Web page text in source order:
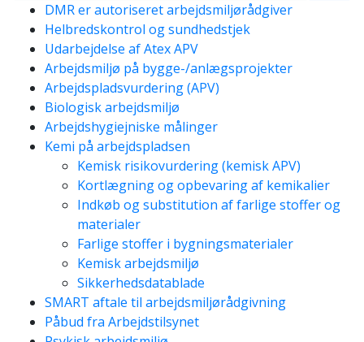
DMR er autoriseret arbejdsmiljørådgiver
Helbredskontrol og sundhedstjek
Udarbejdelse af Atex APV
Arbejdsmiljø på bygge-/anlægsprojekter
Arbejdspladsvurdering (APV)
Biologisk arbejdsmiljø
Arbejdshygiejniske målinger
Kemi på arbejdspladsen
Kemisk risikovurdering (kemisk APV)
Kortlægning og opbevaring af kemikalier
Indkøb og substitution af farlige stoffer og
materialer
Farlige stoffer i bygningsmaterialer
Kemisk arbejdsmiljø
Sikkerhedsdatablade
SMART aftale til arbejdsmiljørådgivning
Påbud fra Arbejdstilsynet